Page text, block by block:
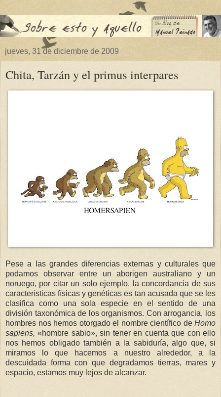
jueves, 31 de diciembre de 2009
Chita, Tarzán y el primus interpares
Pese a las grandes diferencias externas y culturales que
podamos observar entre un aborigen australiano y un
noruego, por citar un solo ejemplo, la concordancia de sus
características físicas y genéticas es tan acusada que se les
clasifica como una sola especie en el sentido de una
división taxonómica de los organismos. Con arrogancia, los
hombres nos hemos otorgado el nombre científico de Homo
sapiens, «hombre sabio», sin tener en cuenta que con ello
nos hemos obligado también a la sabiduría, algo que, si
miramos lo que hacemos a nuestro alrededor, a la
descuidada forma con que degradamos tierras, mares y
espacio, estamos muy lejos de alcanzar.